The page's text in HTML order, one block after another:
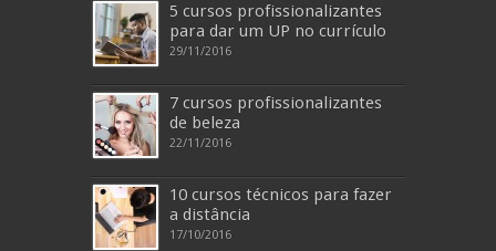
5 cursos profissionalizantes
para dar um UP no currículo
29/11/2016
7 cursos profissionalizantes
de beleza
22/11/2016
10 cursos técnicos para fazer
a distância
17/10/2016